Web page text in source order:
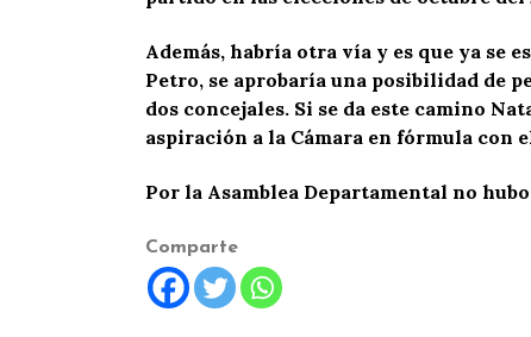
Además, habría otra vía y es que ya se
Petro, se aprobaría una posibilidad de
dos concejales. Si se da este camino
aspiración a la Cámara en fórmula con
Por la Asamblea Departamental no
Comparte